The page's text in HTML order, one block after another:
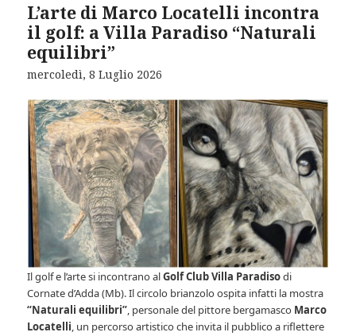
L’arte di Marco Locatelli incontra
il golf: a Villa Paradiso “Naturali
equilibri”
mercoledì, 8 Luglio 2026
Il golf e l’arte si incontrano alGolf Club Villa Paradisodi
Cornate d’Adda (Mb). Il circolo brianzolo ospita infatti la mostra
“Naturali equilibri”, personale del pittore bergamasco Marco
Locatelli, un percorso artistico che invita il pubblico a riflettere